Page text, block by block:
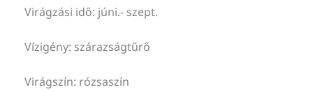
Virágzási idő: júni.- szept.
Vízigény: szárazságtűrő
Virágszín: rózsaszín